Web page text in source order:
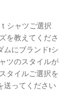
シャツご選択
を教えてくださ
ムにブランドtシ
ツのスタイルが
タイルご選択を
送ってください